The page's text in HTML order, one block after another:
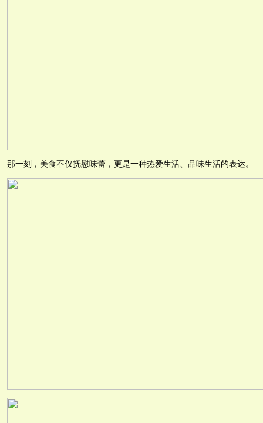
那一刻，美食不仅抚慰味蕾，更是一种热爱生活、品味生活的表达。